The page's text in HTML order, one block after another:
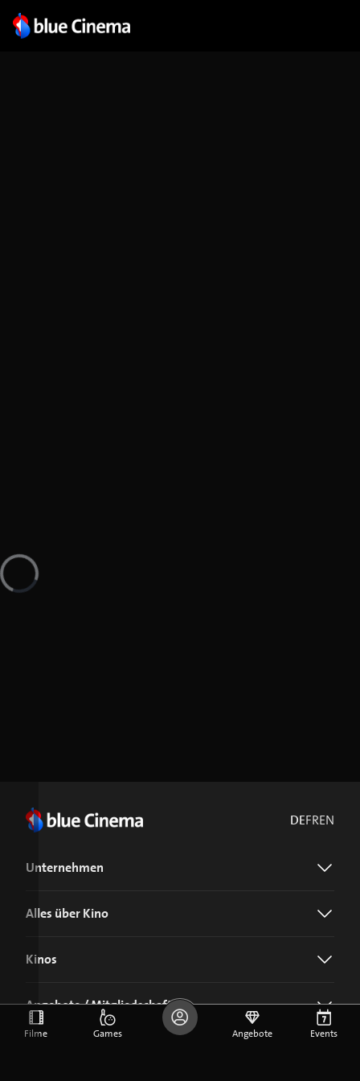
DEFREN
Unternehmen
Alles über Kino
Kinos
Angebote / Mitgliedschaft
Filme Games Angebote Events